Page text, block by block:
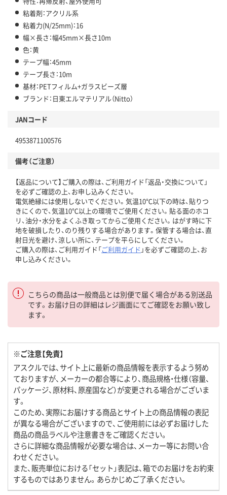
粘着剤：アクリル系
粘着力(N/25mm)：16
幅×長さ：幅45mm×長さ10m
色：黄
テープ幅：45mm
テープ長さ：10m
基材：PETフィルム+ガラスビーズ層
ブランド：日東エルマテリアル（Nitto）
JANコード
4953871100576
備考（ご注意）
【返品について】ご購入の際は、ご利用ガイド「返品・交換について」
を必ずご確認の上、お申し込みください。
電気絶縁には使用しないでください。気温10℃以下の時は、貼りつ
きにくので、気温10℃以上の環境でご使用ください。貼る面のホコ
リ、油分・水分をよくふき取ってからご使用ください。はがす時に下
地を破損したり、のり残りする場合があります。保管する場合は、直
射日光を避け、涼しい所に、テープを平らにしてください。
ご購入の際は、ご利用ガイド「ご利用ガイド 」を必ずご確認の上、お
申し込みください。
こちらの商品は一般商品とは別便で届く場合がある別送品
です。お届け日の詳細はレジ画面にてご確認をお願い致し
ます。
※ご注意【免責】
アスクルでは、サイト上に最新の商品情報を表示するよう努め
ておりますが、メーカーの都合等により、商品規格・仕様（容量、
パッケージ、原材料、原産国など）が変更される場合がございま
す。
このため、実際にお届けする商品とサイト上の商品情報の表記
が異なる場合がございますので、ご使用前には必ずお届けした
商品の商品ラベルや注意書きをご確認ください。
さらに詳細な商品情報が必要な場合は、メーカー等にお問い合
わせください。
また、販売単位における「セット」表記は、箱でのお届けをお約束
するものではありません。あらかじめご了承ください。